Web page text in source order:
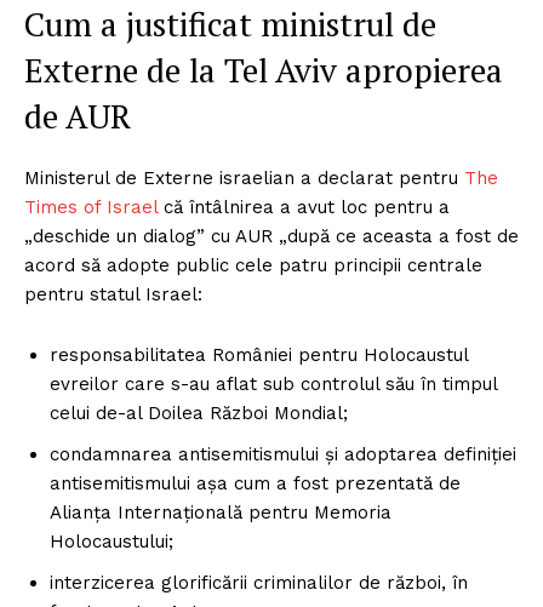
Cum a justificat ministrul de
Externe de la Tel Aviv apropierea
de AUR
Ministerul de Externe israelian a declarat pentru The
Times of Israel că întâlnirea a avut loc pentru a
„deschide un dialog” cu AUR „după ce aceasta a fost de
acord să adopte public cele patru principii centrale
pentru statul Israel:
responsabilitatea României pentru Holocaustul
evreilor care s-au aflat sub controlul său în timpul
celui de-al Doilea Război Mondial;
condamnarea antisemitismului și adoptarea definiției
antisemitismului așa cum a fost prezentată de
Alianța Internațională pentru Memoria
Holocaustului;
interzicerea glorificării criminalilor de război, în